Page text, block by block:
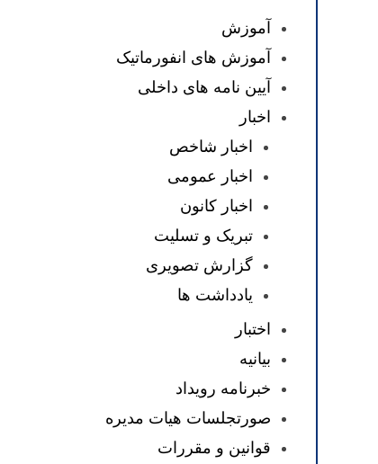
آموزش
آموزش های انفورماتیک
آیین نامه های داخلی
اخبار
اخبار شاخص
اخبار عمومی
اخبار کانون
تبریک و تسلیت
گزارش تصویری
یادداشت ها
اختبار
بیانیه
خبرنامه رویداد
صورتجلسات هیات مدیره
قوانین و مقررات